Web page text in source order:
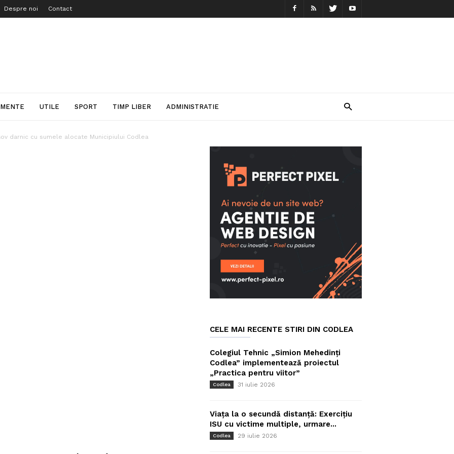
Despre noi Contact
UTILE SPORT TIMP LIBER ADMINISTRATIE
darnic cu sumele alocate Municipiului Codlea
CELE MAI RECENTE STIRI DIN CODLEA
Colegiul Tehnic „Simion Mehedinți
Codlea” implementează proiectul
„Practica pentru viitor”
Codlea 31 iulie 2026
Viața la o secundă distanță: Exercițiu
ISU cu victime multiple, urmare...
Codlea 29 iulie 2026